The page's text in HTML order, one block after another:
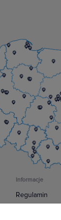
Informacje
Regulamin